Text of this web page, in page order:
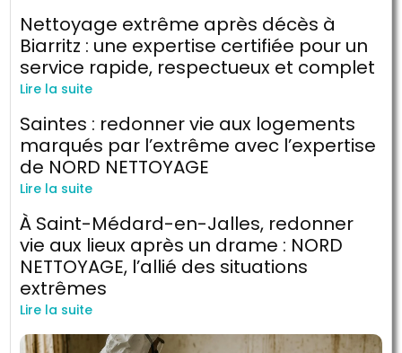
Nettoyage extrême après décès à
Biarritz : une expertise certifiée pour un
service rapide, respectueux et complet
Lire la suite
Saintes : redonner vie aux logements
marqués par l’extrême avec l’expertise
de NORD NETTOYAGE
Lire la suite
À Saint-Médard-en-Jalles, redonner
vie aux lieux après un drame : NORD
NETTOYAGE, l’allié des situations
extrêmes
Lire la suite